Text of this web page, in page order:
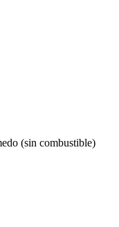
(sin combustible)